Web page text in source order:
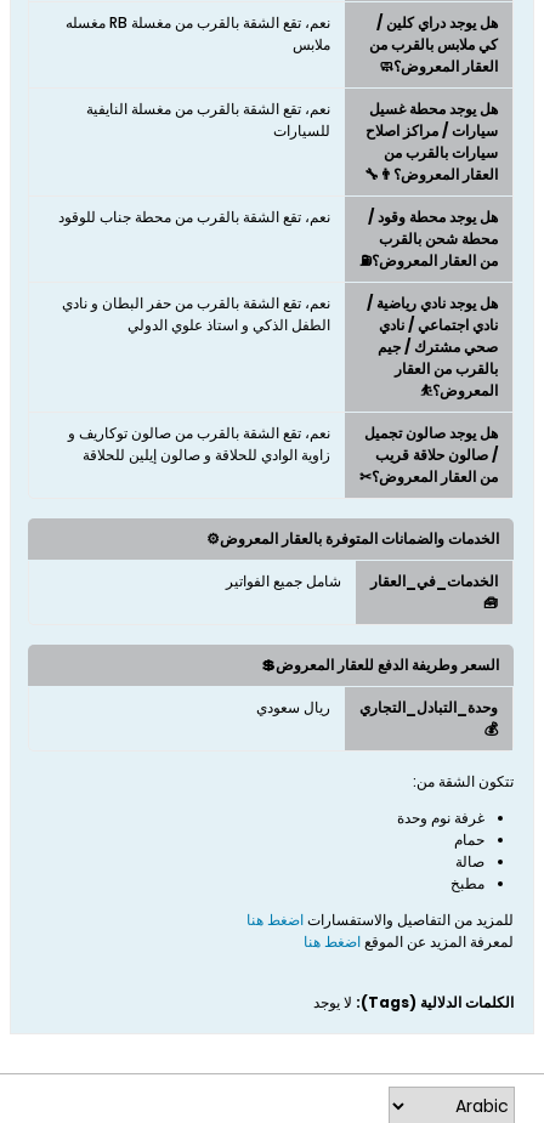
هل يوجد دراي كلين /
كي ملابس بالقرب من
العقار المعروض؟🧼
نعم، تقع الشقة بالقرب من مغسلة RB مغسله
ملابس
هل يوجد محطة غسيل
سيارات / مراكز اصلاح
سيارات بالقرب من
العقار المعروض؟👨‍🔧
نعم، تقع الشقة بالقرب من مغسلة النايفية
للسيارات
هل يوجد محطة وقود /
محطة شحن بالقرب
من العقار المعروض؟⛽
نعم، تقع الشقة بالقرب من محطة جناب للوقود
هل يوجد نادي رياضية /
نادي اجتماعي / نادي
صحي مشترك / جيم
بالقرب من العقار
المعروض؟⛹
نعم، تقع الشقة بالقرب من حفر البطان و نادي
الطفل الذكي و استاذ علوي الدولي
هل يوجد صالون تجميل
/ صالون حلاقة قريب
من العقار المعروض؟✂
نعم، تقع الشقة بالقرب من صالون توكاريف و
زاوية الوادي للحلاقة و صالون إيلين للحلاقة
الخدمات والضمانات المتوفرة بالعقار المعروض⚙️
الخدمات_في_العقار
🧰
شامل جميع الفواتير
السعر وطريفة الدفع للعقار المعروض💲
وحدة_التبادل_التجاري
💰
ريال سعودي
تتكون الشقة من:
غرفة نوم وحدة
حمام
صالة
مطبخ
للمزيد من التفاصيل والاستفساراتاضغط هنا
لمعرفة المزيد عن الموقعاضغط هنا
الكلمات الدلالية (Tags): لا يوجد